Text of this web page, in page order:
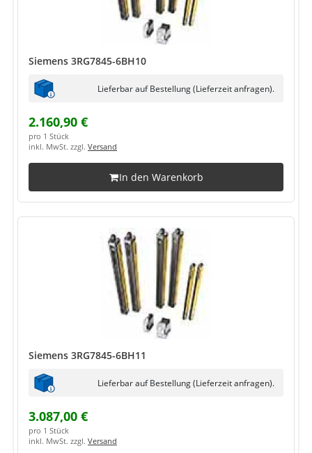
Siemens 3RG7845-6BH10
Lieferbar auf Bestellung (Lieferzeit anfragen).
2.160,90 €
pro 1 Stück
inkl. MwSt. zzgl. Versand
In den Warenkorb
Siemens 3RG7845-6BH11
Lieferbar auf Bestellung (Lieferzeit anfragen).
3.087,00 €
pro 1 Stück
inkl. MwSt. zzgl. Versand